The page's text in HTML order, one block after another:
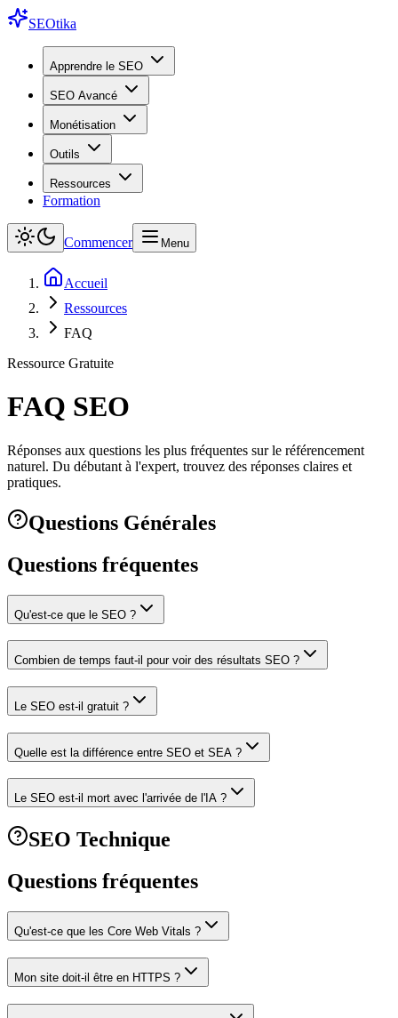
SEOtika
Apprendre le SEO
SEO Avancé
Monétisation
Outils
Ressources
Formation
Commencer Menu
Accueil
Ressources
FAQ
Ressource Gratuite
FAQ SEO
Réponses aux questions les plus fréquentes sur le référencement
naturel. Du débutant à l'expert, trouvez des réponses claires et
pratiques.
Questions Générales
Questions fréquentes
Qu'est-ce que le SEO ?
Combien de temps faut-il pour voir des résultats SEO ?
Le SEO est-il gratuit ?
Quelle est la différence entre SEO et SEA ?
Le SEO est-il mort avec l'arrivée de l'IA ?
SEO Technique
Questions fréquentes
Qu'est-ce que les Core Web Vitals ?
Mon site doit-il être en HTTPS ?